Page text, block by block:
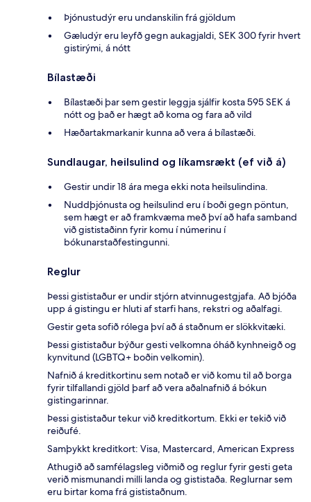
Þjónustudýr eru undanskilin frá gjöldum
Gæludýr eru leyfð gegn aukagjaldi, SEK 300 fyrir hvert
gistirými, á nótt
Bílastæði
Bílastæði þar sem gestir leggja sjálfir kosta 595 SEK á
nótt og það er hægt að koma og fara að vild
Hæðartakmarkanir kunna að vera á bílastæði.
Sundlaugar, heilsulind og líkamsrækt (ef við á)
Gestir undir 18 ára mega ekki nota heilsulindina.
Nuddþjónusta og heilsulind eru í boði gegn pöntun,
sem hægt er að framkvæma með því að hafa samband
við gististaðinn fyrir komu í númerinu í
bókunarstaðfestingunni.
Reglur
Þessi gististaður er undir stjórn atvinnugestgjafa. Að bjóða
upp á gistingu er hluti af starfi hans, rekstri og aðalfagi.
Gestir geta sofið rólega því að á staðnum er slökkvitæki.
Þessi gististaður býður gesti velkomna óháð kynhneigð og
kynvitund (LGBTQ+ boðin velkomin).
Nafnið á kreditkortinu sem notað er við komu til að borga
fyrir tilfallandi gjöld þarf að vera aðalnafnið á bókun
gistingarinnar.
Þessi gististaður tekur við kreditkortum. Ekki er tekið við
reiðufé.
Samþykkt kreditkort: Visa, Mastercard, American Express
Athugið að samfélagsleg viðmið og reglur fyrir gesti geta
verið mismunandi milli landa og gististaða. Reglurnar sem
eru birtar koma frá gististaðnum.